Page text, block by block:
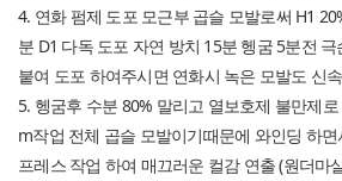
4. 연화 펌제 도포 모근부 곱슬 모발로써 H1
분 D1 다독 도포 자연 방치 15분 헹굼 5분전
붙여 도포 하여주시면 연화시 녹은 모발도 신
5. 헹굼후 수분 80% 말리고 열보호제 불만제
m작업 전체 곱슬 모발이기때문에 와인딩 하
프레스 작업 하여 매끄러운 컬감 연출 (원더마